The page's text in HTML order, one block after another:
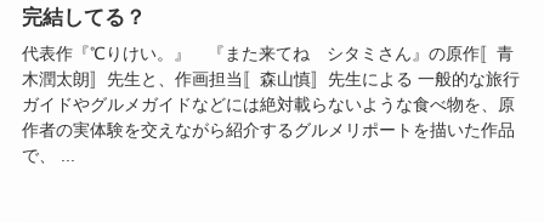
完結してる？
代表作『℃りけい。』 『また来てね シタミさん』の原作〚青
木潤太朗〛先生と、作画担当〚森山慎〛先生による 一般的な旅行
ガイドやグルメガイドなどには絶対載らないような食べ物を、原
作者の実体験を交えながら紹介するグルメリポートを描いた作品
で、 ...